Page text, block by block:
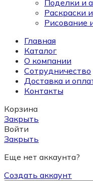
Поделки и
Раскраски
Рисование
Главная
Каталог
О компании
Сотрудничество
Доставка и
Контакты
Корзина
Закрыть
Войти
Закрыть
Еще нет аккаунта?
Создать аккаунт